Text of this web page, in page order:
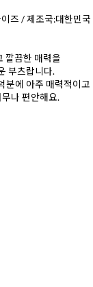
즈 / 제조국:대한민국
깔끔한 매력을
부츠랍니다.
분에 아주 매력적이고
나 편안해요.